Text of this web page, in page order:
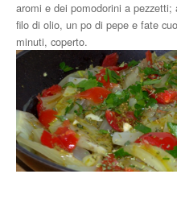
aromi e dei pomodorini a
filo di olio, un po di pepe e fate
minuti, coperto.